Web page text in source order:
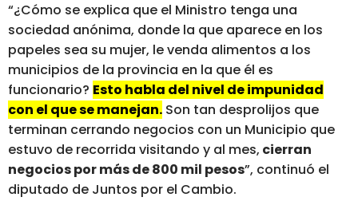
“¿Cómo se explica que el Ministro tenga una
sociedad anónima, donde la que aparece en los
papeles sea su mujer, le venda alimentos a los
municipios de la provincia en la que él es
funcionario? Esto habla del nivel de impunidad
con el que se manejan. Son tan desprolijos que
terminan cerrando negocios con un Municipio que
estuvo de recorrida visitando y al mes, cierran
negocios por más de 800 mil pesos”, continuó el
diputado de Juntos por el Cambio.